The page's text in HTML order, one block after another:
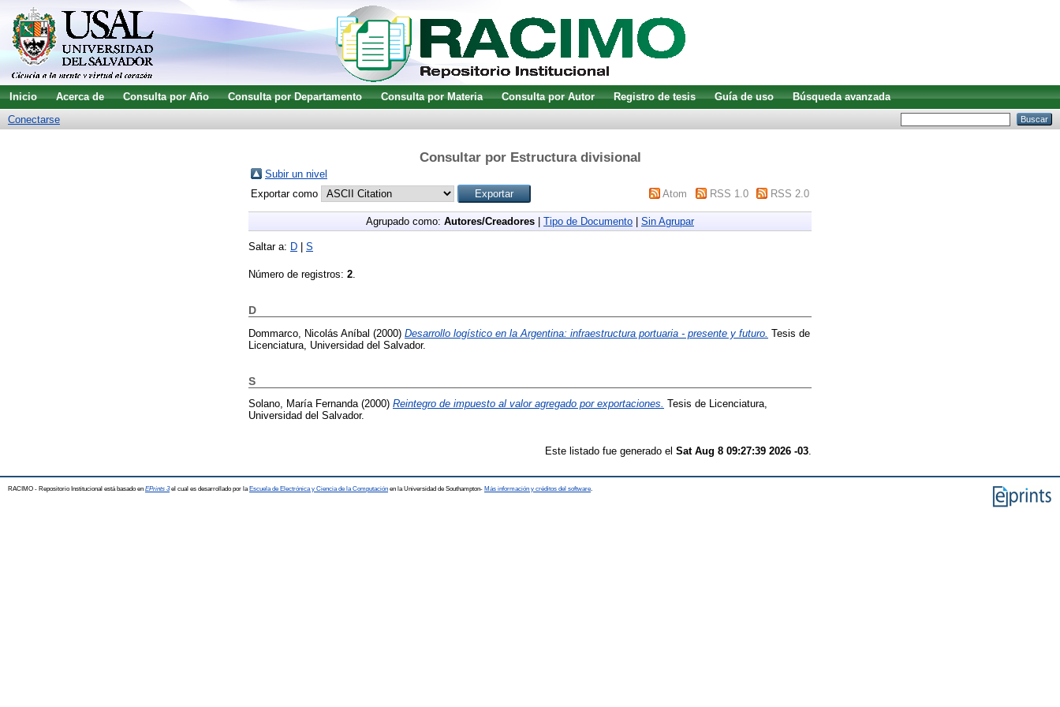
Inicio Acerca de Consulta por Año Consulta por Departamento Consulta por Materia Consulta por Autor Registro de tesis Guía de uso
Búsqueda avanzada
Conectarse
Consultar por Estructura divisional
Subir un nivel
Exportar como
Atom RSS 1.0 RSS 2.0
Agrupado como: Autores/Creadores Tipo de Documento Sin Agrupar
Saltar a: D S
Número de registros: 2
D
Dommarco, Nicolás Aníbal (2000) Desarrollo logístico en la Argentina: infraestructura portuaria - presente y futuro. Tesis de
Licenciatura, Universidad del Salvador.
S
Solano, María Fernanda(2000) Reintegro de impuesto al valor agregado por exportaciones. Tesis de Licenciatura,
Universidad del Salvador.
Este listado fue generado el Sat Aug 8 09:27:39 2026 -03.
RACIMO - Repositorio Institucional está basado en EPrints 3el cual es desarrollado por la Escuela de Electrónica y Ciencia de la Computación en la Universidad de Southampton- Más información y créditos del software